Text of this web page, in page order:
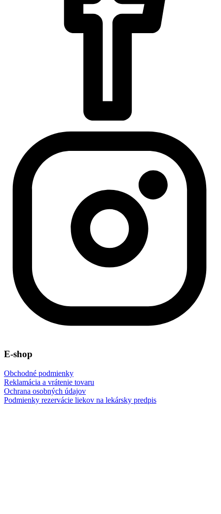
E-shop
Obchodné podmienky
Reklamácia a vrátenie tovaru
Ochrana osobných údajov
Podmienky rezervácie liekov na lekársky predpis